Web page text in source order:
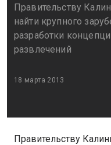
Правительству
найти крупного
разработки
развлечений
18 марта 2013
Правительству